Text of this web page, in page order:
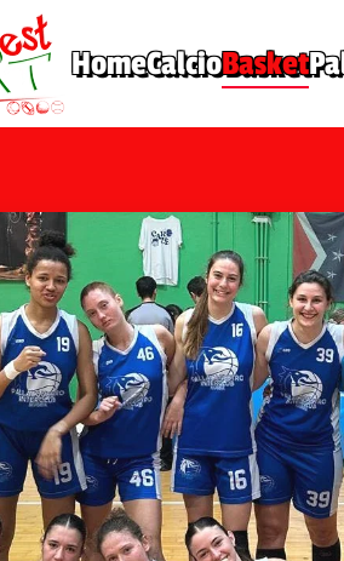
HomeCalcioBasket